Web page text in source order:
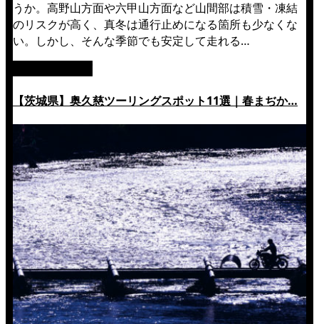
うか。高野山方面や六甲山方面など山間部は積雪・凍結
のリスクが高く、真冬は通行止めになる箇所も少なくな
い。しかし、そんな季節でも安定して走れる…
【茨城県】奥久慈ツーリングスポット11選｜春まぢか…